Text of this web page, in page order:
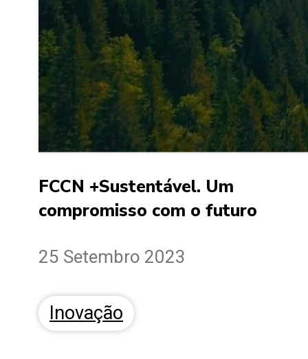
FCCN +Sustentável. Um
compromisso com o futuro
25 Setembro 2023
Inovação